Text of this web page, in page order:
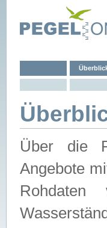
Über die
Angebote
Rohdaten